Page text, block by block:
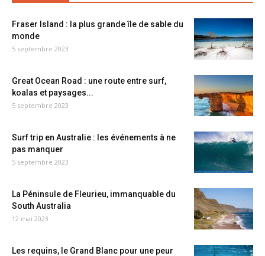
Fraser Island : la plus grande île de sable du
monde
5 septembre 2023
Great Ocean Road : une route entre surf,
koalas et paysages...
5 septembre 2023
Surf trip en Australie : les événements à ne
pas manquer
5 septembre 2023
La Péninsule de Fleurieu, immanquable du
South Australia
12 mai 2023
Les requins, le Grand Blanc pour une peur